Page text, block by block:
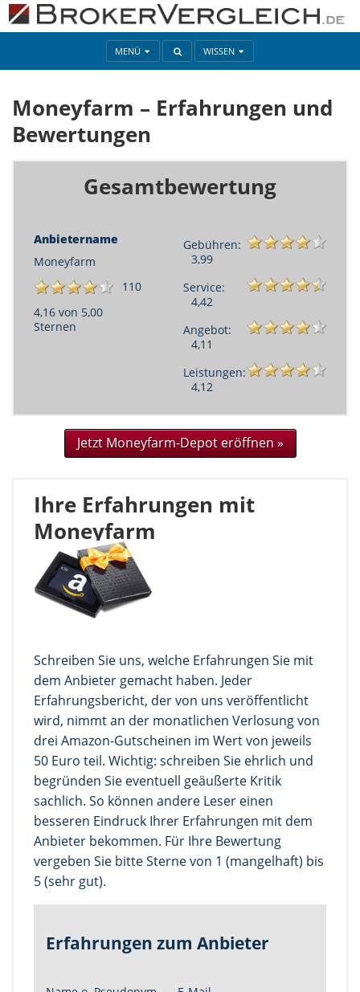
MENÜ WISSEN
Moneyfarm – Erfahrungen und
Bewertungen
Gesamtbewertung
Anbietername
Moneyfarm
110
4,16 von 5,00
Sternen
Gebühren:
3,99
Service:
4,42
Angebot:
4,11
Leistungen:
4,12
Jetzt Moneyfarm-Depot eröffnen »
Ihre Erfahrungen mit
Moneyfarm
Schreiben Sie uns, welche Erfahrungen Sie mit
dem Anbieter gemacht haben. Jeder
Erfahrungsbericht, der von uns veröffentlicht
wird, nimmt an der monatlichen Verlosung von
drei Amazon-Gutscheinen im Wert von jeweils
50 Euro teil. Wichtig: schreiben Sie ehrlich und
begründen Sie eventuell geäußerte Kritik
sachlich. So können andere Leser einen
besseren Eindruck Ihrer Erfahrungen mit dem
Anbieter bekommen. Für Ihre Bewertung
vergeben Sie bitte Sterne von 1 (mangelhaft) bis
5 (sehr gut).
Erfahrungen zum Anbieter